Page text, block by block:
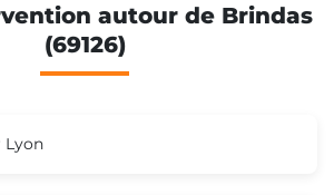
autour de Brindas
(69126)
Lyon